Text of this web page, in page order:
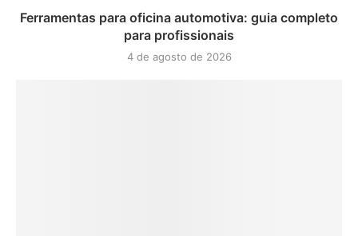
Ferramentas para oficina automotiva: guia completo
para profissionais
4 de agosto de 2026